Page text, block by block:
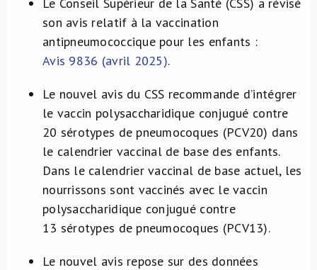
son avis relatif à la vaccination
antipneumococcique pour les enfants :
Avis 9836 (avril 2025).
Le nouvel avis du CSS recommande d’intégrer
le vaccin polysaccharidique conjugué contre
20 sérotypes de pneumocoques (PCV20) dans
le calendrier vaccinal de base des enfants.
Dans le calendrier vaccinal de base actuel, les
nourrissons sont vaccinés avec le vaccin
polysaccharidique conjugué contre
13 sérotypes de pneumocoques (PCV13).
Le nouvel avis repose sur des données